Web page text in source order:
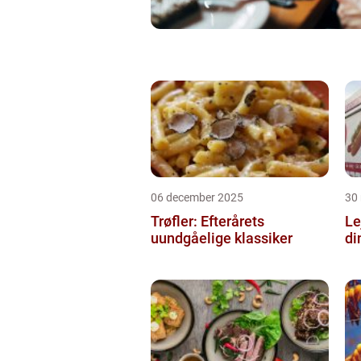
06 december 2025
Trøfler: Efterårets
uundgåelige klassiker
30